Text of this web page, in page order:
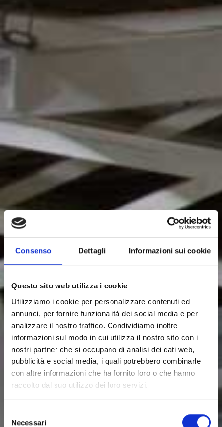
Consenso Dettagli Informazioni sui cookie
Questo sito web utilizza i cookie
Utilizziamo i cookie per personalizzare contenuti ed
annunci, per fornire funzionalità dei social media e per
analizzare il nostro traffico. Condividiamo inoltre
informazioni sul modo in cui utilizza il nostro sito con i
nostri partner che si occupano di analisi dei dati web,
pubblicità e social media, i quali potrebbero combinarle
con altre informazioni che ha fornito loro o che hanno
raccolto dal suo utilizzo dei loro servizi.
delNecessari
Bunker & Bilance
BPP
La BPP è una bilancia progettata per la pesatura
continua di pannelli grezzi. Questo sistema di
pesatura è composto da celle di carico, di portata
adeguata, per sostenere l'unità di trasporto. Un
amplificatore digitale elettronico IMAL fornisce alle
celle la tensione, opportunamente filtrata e regolata,
e amplifica il segnale di peso proporzionale. Questo
di controllo qualità, come il misuratore di spessore,